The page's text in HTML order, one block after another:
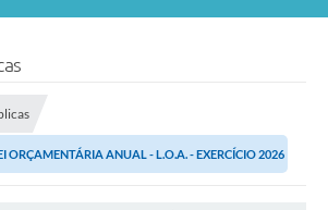
ORÇAMENTÁRIA ANUAL - L.O.A. - EXERCÍCIO 2026